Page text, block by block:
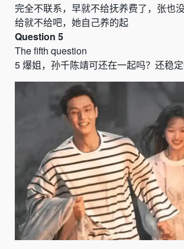
完全不联系，早就不给抚养费了，张也
给就不给吧，她自己养的起
Question 5
The fifth question
5爆姐，孙千陈靖可还在一起吗？还稳